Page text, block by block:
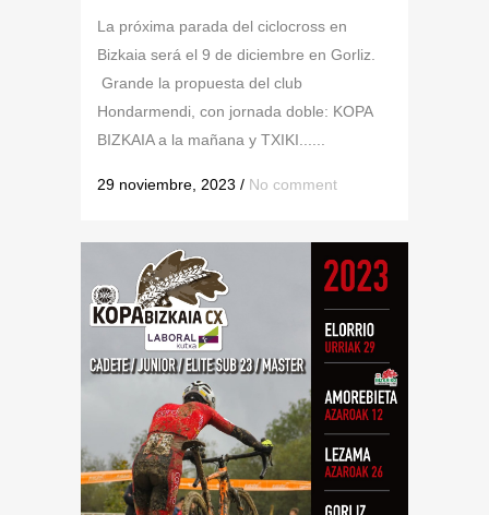
La próxima parada del ciclocross en
Bizkaia será el 9 de diciembre en Gorliz.
Grande la propuesta del club
Hondarmendi, con jornada doble: KOPA
BIZKAIA a la mañana y TXIKI......
29 noviembre, 2023 / No comment